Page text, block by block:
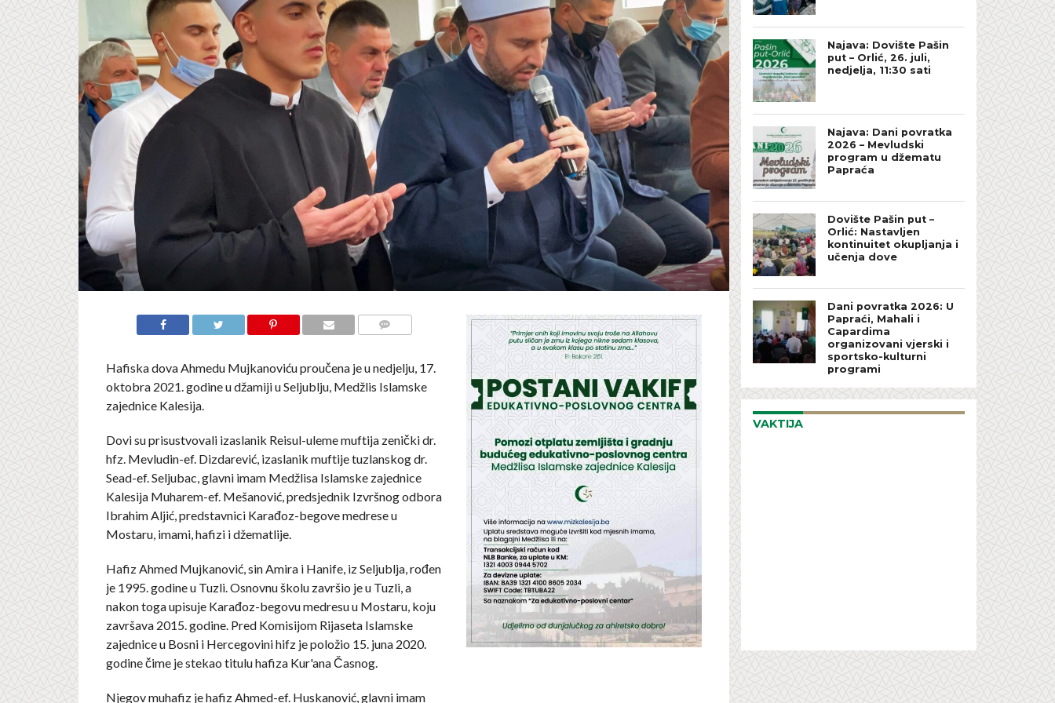
Hafiska dova Ahmedu Mujkanoviću proučena je u nedjelju, 17.
oktobra 2021. godine u džamiji u Seljublju, Medžlis Islamske
zajednice Kalesija.
Dovi su prisustvovali izaslanik Reisul-uleme muftija zenički dr.
hfz. Mevludin-ef. Dizdarević, izaslanik muftije tuzlanskog dr.
Sead-ef. Seljubac, glavni imam Medžlisa Islamske zajednice
Kalesija Muharem-ef. Mešanović, predsjednik Izvršnog odbora
Ibrahim Aljić, predstavnici Karađoz-begove medrese u
Mostaru, imami, hafizi i džematlije.
Hafiz Ahmed Mujkanović, sin Amira i Hanife, iz Seljublja, rođen
je 1995. godine u Tuzli. Osnovnu školu završio je u Tuzli, a
nakon toga upisuje Karađoz-begovu medresu u Mostaru, koju
završava 2015. godine. Pred Komisijom Rijaseta Islamske
zajednice u Bosni i Hercegovini hifz je položio 15. juna 2020.
godine čime je stekao titulu hafiza Kur'ana Časnog.
Njegov muhafiz je hafiz Ahmed-ef. Huskanović, glavni imam
Najava: Dovište Pašin
put – Orlić, 26. juli,
nedjelja, 11:30 sati
Najava: Dani povratka
2026 – Mevludski
program u džematu
Papraća
Dovište Pašin put –
Orlić: Nastavljen
kontinuitet okupljanja i
učenja dove
Dani povratka 2026: U
Papraći, Mahali i
Capardima
organizovani vjerski i
sportsko-kulturni
programi
VAKTIJA